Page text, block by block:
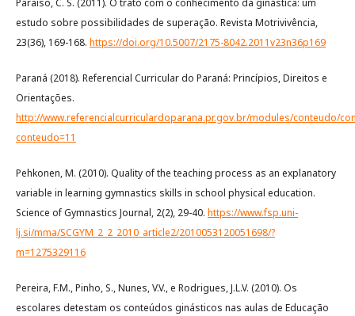
Paraiso, C. S. (2011). O trato com o conhecimento da ginástica: um
estudo sobre possibilidades de superação. Revista Motrivivência,
23(36), 169-168. https://doi.org/10.5007/2175-8042.2011v23n36p169
Paraná (2018). Referencial Curricular do Paraná: Princípios, Direitos e
Orientações.
http://www.referencialcurriculardoparana.pr.gov.br/modules/conteudo/
conteudo=11
Pehkonen, M. (2010). Quality of the teaching process as an explanatory
variable in learning gymnastics skills in school physical education.
Science of Gymnastics Journal, 2(2), 29-40. https://www.fsp.uni-
lj.si/mma/SCGYM_2_2_2010_article2/2010053120051698/?
m=1275329116
Pereira, F.M., Pinho, S., Nunes, V.V., e Rodrigues, J.L.V. (2010). Os
escolares detestam os conteúdos ginásticos nas aulas de Educação